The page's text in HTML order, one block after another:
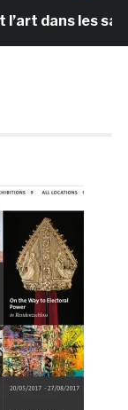
dans les salles